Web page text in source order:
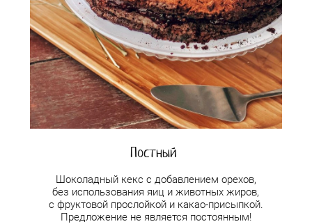
Постный
Шоколадный кекс с добавлением орехов,
без использования яиц и животных жиров,
с фруктовой прослойкой и какао-присыпкой.
Предложение не является постоянным!